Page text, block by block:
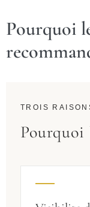
Pourquoi
TROIS
Pourquoi